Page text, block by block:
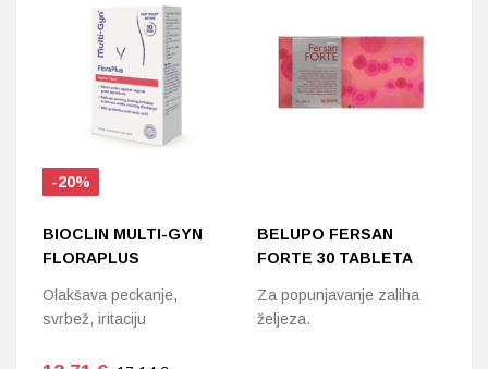
-20%
BIOCLIN MULTI-GYN
FLORAPLUS
Olakšava peckanje,
svrbež, iritaciju
BELUPO FERSAN
FORTE 30 TABLETA
Za popunjavanje zaliha
željeza.